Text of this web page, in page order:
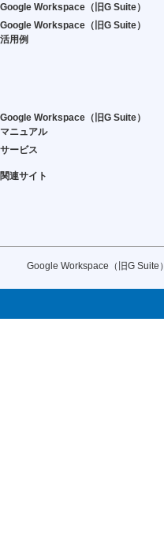
Google Workspace（旧G Suite）
Google Workspace（旧G Suite）
活用例
Google Workspace（旧G Suite）
マニュアル
サービス
関連サイト
Google Workspace（旧G Suite）